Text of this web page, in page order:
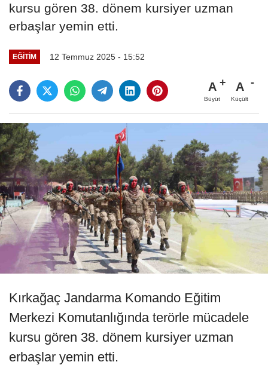
kursu gören 38. dönem kursiyer uzman
erbaşlar yemin etti.
EĞITIM 12 Temmuz 2025 - 15:52
A
Büyüt
A
Küçült
Kırkağaç Jandarma Komando Eğitim
Merkezi Komutanlığında terörle mücadele
kursu gören 38. dönem kursiyer uzman
erbaşlar yemin etti.